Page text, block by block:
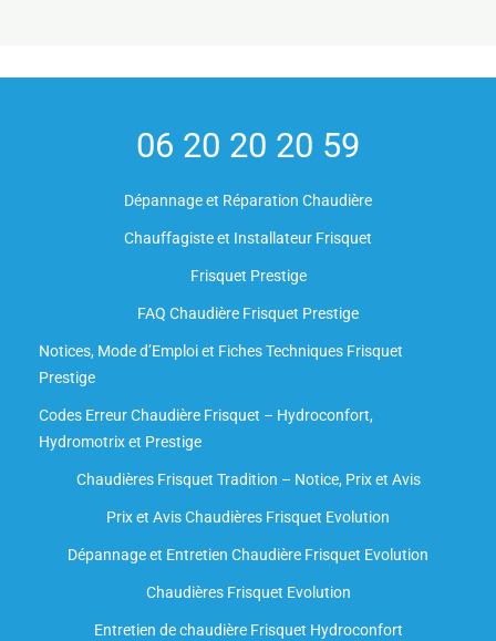
06 20 20 20 59
Dépannage et Réparation Chaudière
Chauffagiste et Installateur Frisquet
Frisquet Prestige
FAQ Chaudière Frisquet Prestige
Notices, Mode d’Emploi et Fiches Techniques Frisquet
Prestige
Codes Erreur Chaudière Frisquet – Hydroconfort,
Hydromotrix et Prestige
Chaudières Frisquet Tradition – Notice, Prix et Avis
Prix et Avis Chaudières Frisquet Evolution
Dépannage et Entretien Chaudière Frisquet Evolution​
Chaudières Frisquet Evolution
Entretien de chaudière Frisquet Hydroconfort